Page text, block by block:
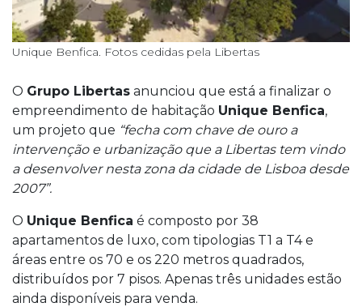
Unique Benfica. Fotos cedidas pela Libertas
O Grupo Libertas anunciou que está a finalizar o
empreendimento de habitação Unique Benfica,
um projeto que “fecha com chave de ouro a
intervenção e urbanização que a Libertas tem vindo
a desenvolver nesta zona da cidade de Lisboa desde
2007”.
O Unique Benfica é composto por 38
apartamentos de luxo, com tipologias T1 a T4 e
áreas entre os 70 e os 220 metros quadrados,
distribuídos por 7 pisos. Apenas três unidades estão
ainda disponíveis para venda.